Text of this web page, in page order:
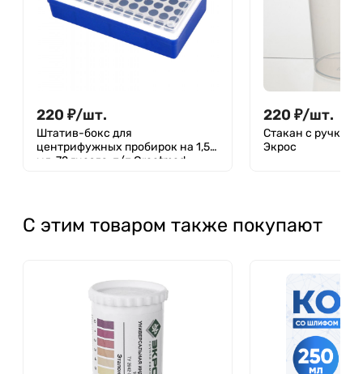
220 ₽/шт.
Штатив-бокс для
центрифужных пробирок на 1,5
мл, 72 гнезда, п/п,Greetmed
220 ₽/шт.
Стакан с ручкой
Экрос
С этим товаром также покупают